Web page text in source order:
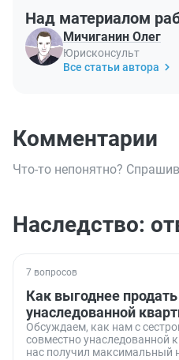
Над материалом
Мичиганин Олег
Юрисконсульт
Все статьи автора
Комментарии
Что-то непонятно?
Наследство:
7 вопросов
Как выгоднее
унаследованной
Обсуждаем, как нам с
совместно унаследованной
нас получил максимальный